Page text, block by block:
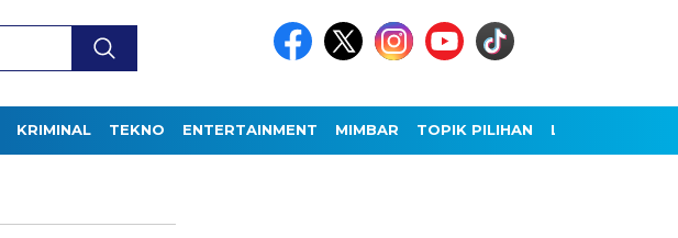
KRIMINAL TEKNO ENTERTAINMENT MIMBAR TOPIK PILIHAN LAINNYA